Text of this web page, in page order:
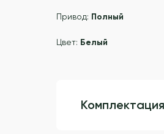
Привод: Полный
Цвет: Белый